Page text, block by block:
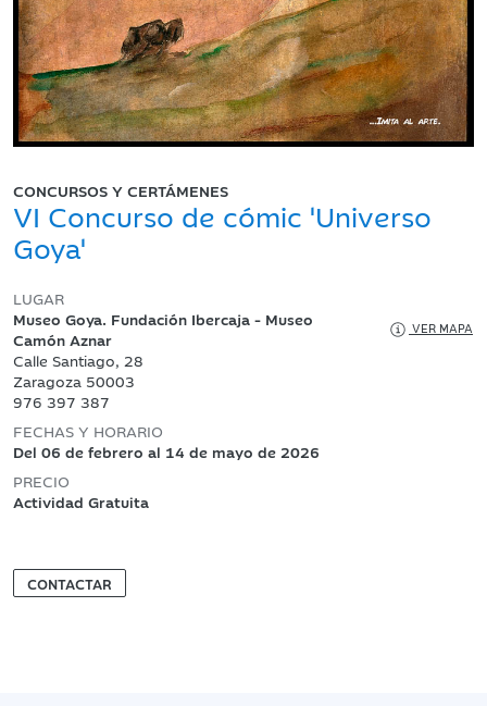
CONCURSOS Y CERTÁMENES
VI Concurso de cómic 'Universo
Goya'
LUGAR
Museo Goya. Fundación Ibercaja - Museo
Camón Aznar
VER MAPA
Calle Santiago, 28
Zaragoza 50003
976 397 387
FECHAS Y HORARIO
Del 06 de febrero al 14 de mayo de 2026
PRECIO
Actividad Gratuita
CONTACTAR